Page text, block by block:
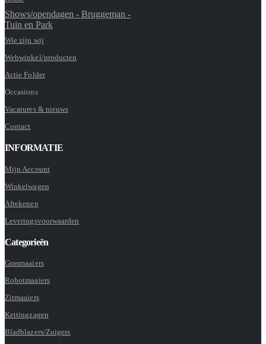
Shows/opendagen - Bruggeman -
Tuin en Park
Wie zijn wij
Webwinkel/producten
Actie Folder
Occasions
Vacatures & nieuws
Contact
INFORMATIE
Mijn Account
Winkelwagen
Afrekenen
Leveringsvoorwaarden
Categorieën
Grasmaaiers
Robotmaaiers
Zitmaaiers
Kettingzagen
Bladblazers/Zuigers